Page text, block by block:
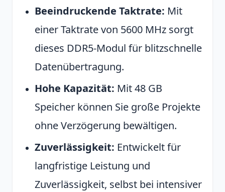
Beeindruckende Taktrate: Mit
einer Taktrate von 5600 MHz sorgt
dieses DDR5-Modul für blitzschnelle
Datenübertragung.
Hohe Kapazität: Mit 48 GB
Speicher können Sie große Projekte
ohne Verzögerung bewältigen.
Zuverlässigkeit: Entwickelt für
langfristige Leistung und
Zuverlässigkeit, selbst bei intensiver